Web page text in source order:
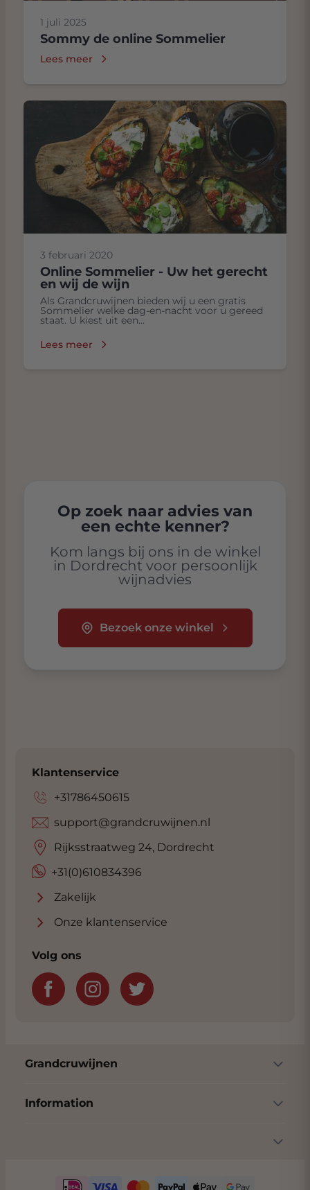
1 juli 2025
Sommy de online Sommelier
Lees meer
3 februari 2020
Online Sommelier - Uw het gerecht
en wij de wijn
Als Grandcruwijnen bieden wij u een gratis
Sommelier welke dag-en-nacht voor u gereed
staat. U kiest uit een...
Lees meer
Op zoek naar advies van
een echte kenner?
Kom langs bij ons in de winkel
in Dordrecht voor persoonlijk
wijnadvies
Bezoek onze winkel
Klantenservice
+31786450615
+31(0)610834396
support@grandcruwijnen.nl
Rijksstraatweg 24, Dordrecht
Zakelijk
Onze klantenservice
Volg ons
Grandcruwijnen
Information